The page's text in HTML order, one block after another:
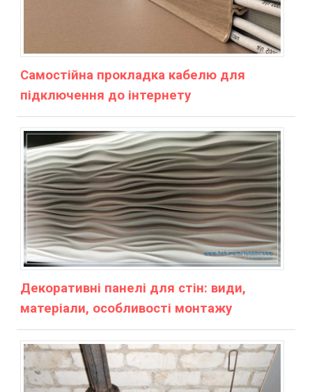
Самостійна прокладка кабелю для
підключення до інтернету
Декоративні панелі для стін: види,
матеріали, особливості монтажу